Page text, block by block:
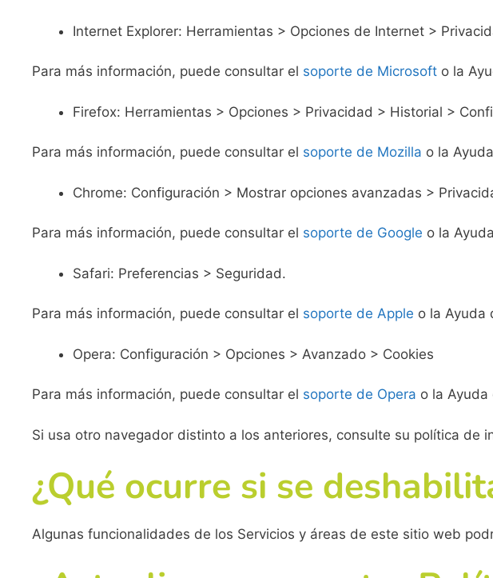
Internet Explorer: Herramientas > Opciones de Internet >
Para más información, puede consultar el soporte de Microsoft o la
Firefox: Herramientas > Opciones > Privacidad > Historial >
Para más información, puede consultar el soporte de Mozilla o la
Chrome: Configuración > Mostrar opciones avanzadas >
Para más información, puede consultar el soporte de Google o la
Safari: Preferencias > Seguridad.
Para más información, puede consultar el soporte de Apple o la Ayuda
Opera: Configuración > Opciones > Avanzado > Cookies
Para más información, puede consultar el soporte de Opera o la Ayuda
Si usa otro navegador distinto a los anteriores, consulte su política de
¿Qué ocurre si se
Algunas funcionalidades de los Servicios y áreas de este sitio web